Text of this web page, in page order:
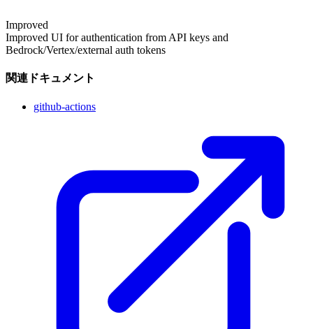
Improved
Improved UI for authentication from API keys and
Bedrock/Vertex/external auth tokens
関連ドキュメント
github-actions